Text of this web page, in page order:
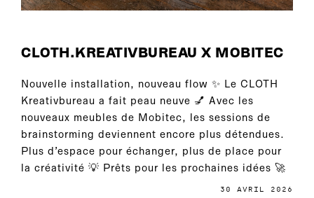
CLOTH.KREATIVBUREAU X MOBITEC
Nouvelle installation, nouveau flow ✨ Le CLOTH
Kreativbureau a fait peau neuve 💅 Avec les
nouveaux meubles de Mobitec, les sessions de
brainstorming deviennent encore plus détendues.
Plus d’espace pour échanger, plus de place pour
la créativité 💡 Prêts pour les prochaines idées 🚀
30 AVRIL 2026